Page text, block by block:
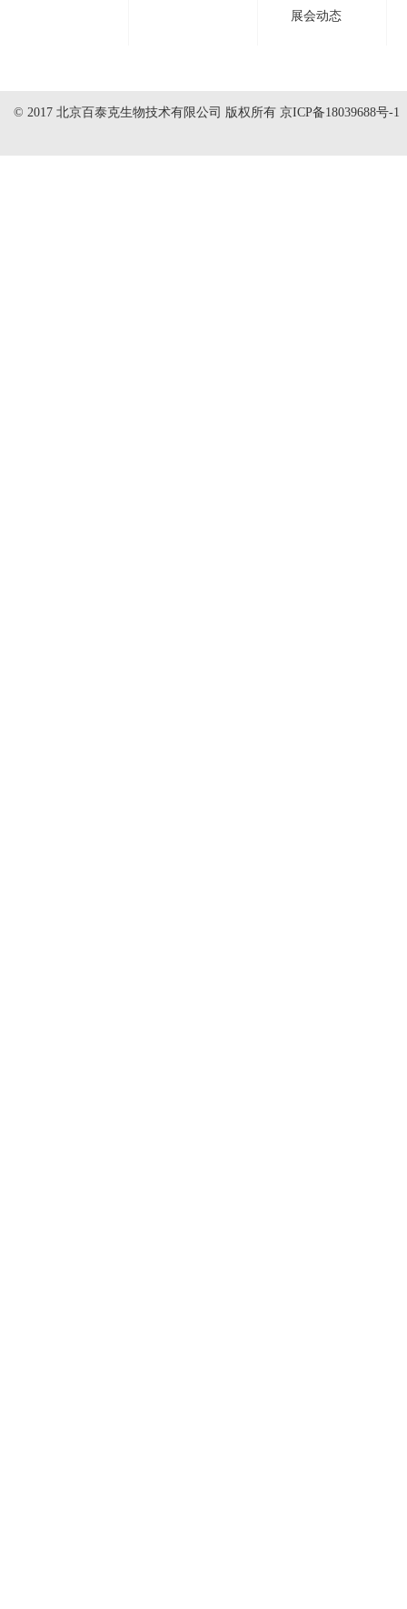
展会动态
© 2017 北京百泰克生物技术有限公司 版权所有 京ICP备18039688号-1